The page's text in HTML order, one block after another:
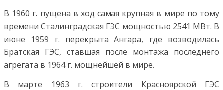
В 1960 г. пущена в ход самая крупная в мире по тому
времени Сталинградская ГЭС мощностью 2541 МВт. В
июне 1959 г. перекрыта Ангара, где возводилась
Братская ГЭС, ставшая после монтажа последнего
агрегата в 1964 г. мощнейшей в мире.
В марте 1963 г. строители Красноярской ГЭС